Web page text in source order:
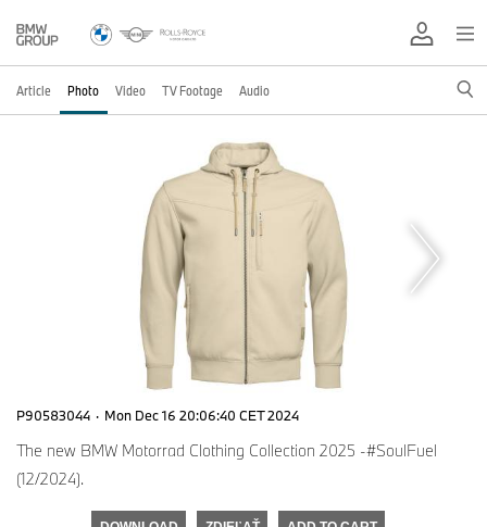
Article Photo Video TV Footage Audio
P90583044 · Mon Dec 16 20:06:40 CET 2024
The new BMW Motorrad Clothing Collection 2025 -#SoulFuel
(12/2024).